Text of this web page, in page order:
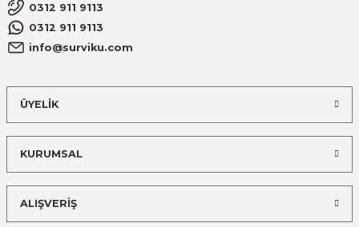
0312 911 9113
0312 911 9113
info@surviku.com
ÜYELİK
KURUMSAL
ALIŞVERİŞ